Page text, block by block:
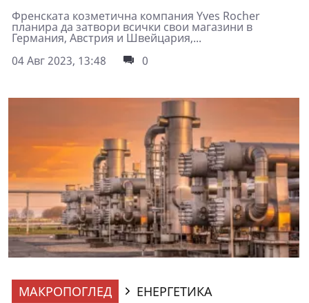
Френската козметична компания Yves Rocher
планира да затвори всички свои магазини в
Германия, Австрия и Швейцария,...
04 Авг 2023, 13:48
0
МАКРОПОГЛЕД
ЕНЕРГЕТИКА